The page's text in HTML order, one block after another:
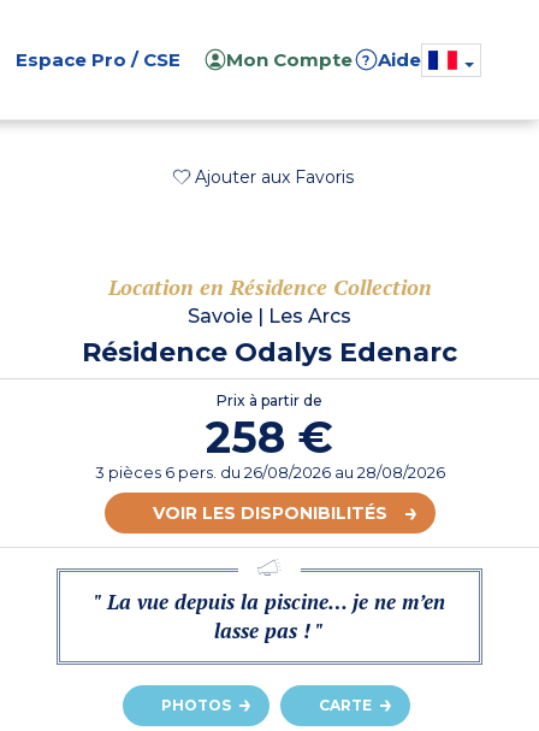
Espace Pro / CSE Mon Compte ? Aide
Ajouter aux Favoris
Location en Résidence Collection
Savoie Les Arcs
Résidence Odalys Edenarc
Prix à partir de
258 €
3 pièces 6 pers. du 26/08/2026au 28/08/2026
VOIR LES DISPONIBILITÉS
" La vue depuis la piscine… je ne m’en
lasse pas ! "
PHOTOS CARTE